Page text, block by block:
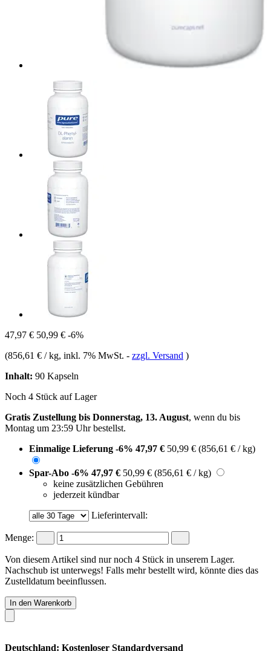
47,97 € 50,99 € -6%
(856,61 € / kg, inkl. 7% MwSt. - zzgl. Versand )
Inhalt: 90 Kapseln
Noch 4 Stück auf Lager
Gratis Zustellung bis Donnerstag, 13. August, wenn du bis
Montag um 23:59 Uhrbestellst.
Einmalige Lieferung -6% 47,97 € 50,99 € (856,61 € / kg)
Spar-Abo -6% 47,97 € 50,99 € (856,61 € / kg)
keine zusätzlichen Gebühren
jederzeit kündbar
Lieferintervall:
Menge:
Von diesem Artikel sind nur noch 4 Stück in unserem Lager.
Nachschub ist unterwegs! Falls mehr bestellt wird, könnte dies das
Zustelldatum beeinflussen.
In den Warenkorb
Deutschland: Kostenloser Standardversand